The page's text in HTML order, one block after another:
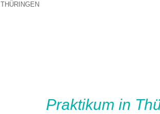
THÜRINGEN
Praktikum in